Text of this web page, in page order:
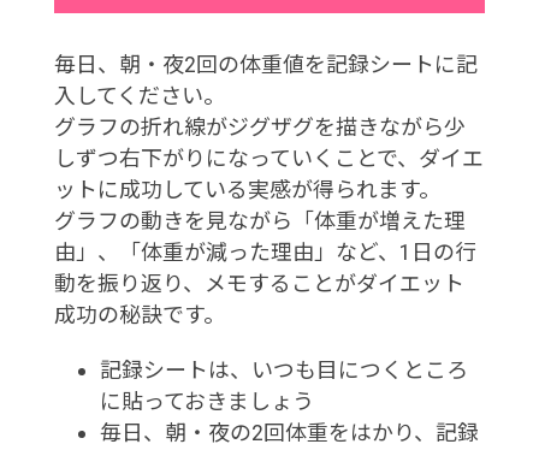
毎日、朝・夜2回の体重値を記録シートに記
入してください。
グラフの折れ線がジグザグを描きながら少
しずつ右下がりになっていくことで、ダイエ
ットに成功している実感が得られます。
グラフの動きを見ながら「体重が増えた理
由」、「体重が減った理由」など、1日の行
動を振り返り、メモすることがダイエット
成功の秘訣です。
記録シートは、いつも目につくところ
に貼っておきましょう
毎日、朝・夜の2回体重をはかり、記録